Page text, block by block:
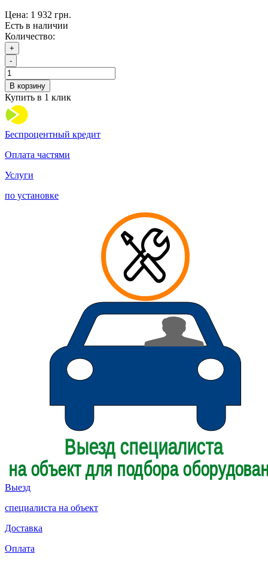
Цена: 1 932 грн.
Есть в наличии
Количество:
+
-
В корзину
Купить в 1 клик
Беспроцентный кредит
Оплата частями
Услуги
по установке
Выезд
специалиста на объект
Доставка
Оплата